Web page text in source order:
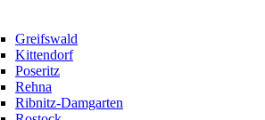
Greifswald
Kittendorf
Poseritz
Rehna
Ribnitz-Damgarten